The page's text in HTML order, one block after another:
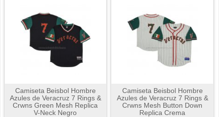
Camiseta Beisbol Hombre
Azules de Veracruz 7 Rings &
Crwns Green Mesh Replica
V-Neck Negro
Camiseta Beisbol Hombre
Azules de Veracruz 7 Rings &
Crwns Mesh Button Down
Replica Crema